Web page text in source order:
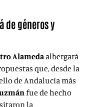
de géneros y
Alameda albergará
que, desde la
de Andalucía más
fue de hecho
la